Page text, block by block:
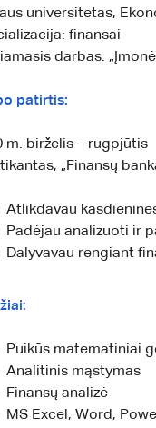
universitetas,
finansai
darbas:
patirtis:
m. birželis – rugpjūtis
„Finansų
Atlikdavau
Padėjau analizuoti ir
Dalyvavau rengiant
Puikūs matematiniai
Analitinis mąstymas
Finansų analizė
MS Excel, Word,